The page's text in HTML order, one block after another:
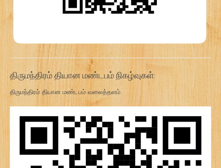
திருமந்திரம் தியான மண்டபம் நிகழ்வுகள்:
திருமந்திரம் தியான மண்டபம் வலைத்தளம்